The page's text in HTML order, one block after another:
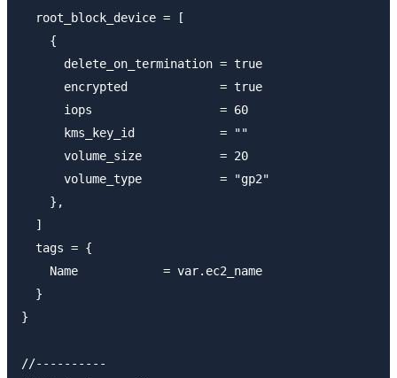
  root_block_device = [
    {
      delete_on_termination = true
      encrypted             = true
      iops                  = 60
      kms_key_id            = ""
      volume_size           = 20
      volume_type           = "gp2"
    },
  ]
  tags = {
    Name            = var.ec2_name
  }
}
//----------